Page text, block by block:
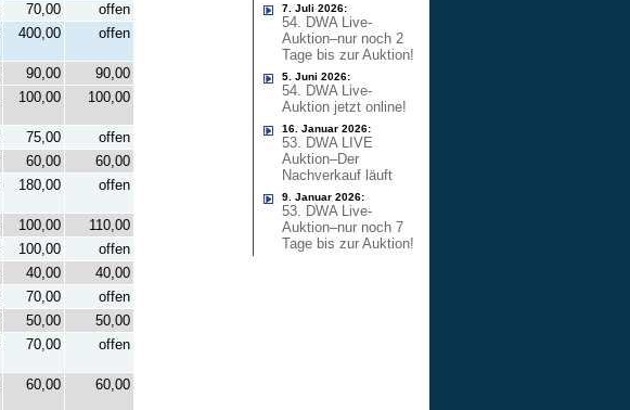
70,00
offen
400,00 offen
90,00
90,00
100,00 100,00
75,00
offen
60,00
60,00
180,00 offen
100,00
110,00
100,00
offen
40,00
40,00
70,00
offen
50,00
50,00
70,00 offen
60,00 60,00
7. Juli 2026:
54. DWA Live-
Auktion–nur noch 2
Tage bis zur Auktion!
5. Juni 2026:
54. DWA Live-
Auktion jetzt online!
16. Januar 2026:
53. DWA LIVE
Auktion–Der
Nachverkauf läuft
9. Januar 2026:
53. DWA Live-
Auktion–nur noch 7
Tage bis zur Auktion!